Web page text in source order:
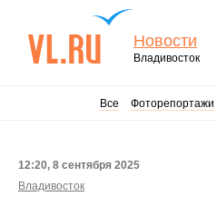
Новости
Владивосток
Все Фоторепортажи
12:20, 8 сентября 2025
Владивосток